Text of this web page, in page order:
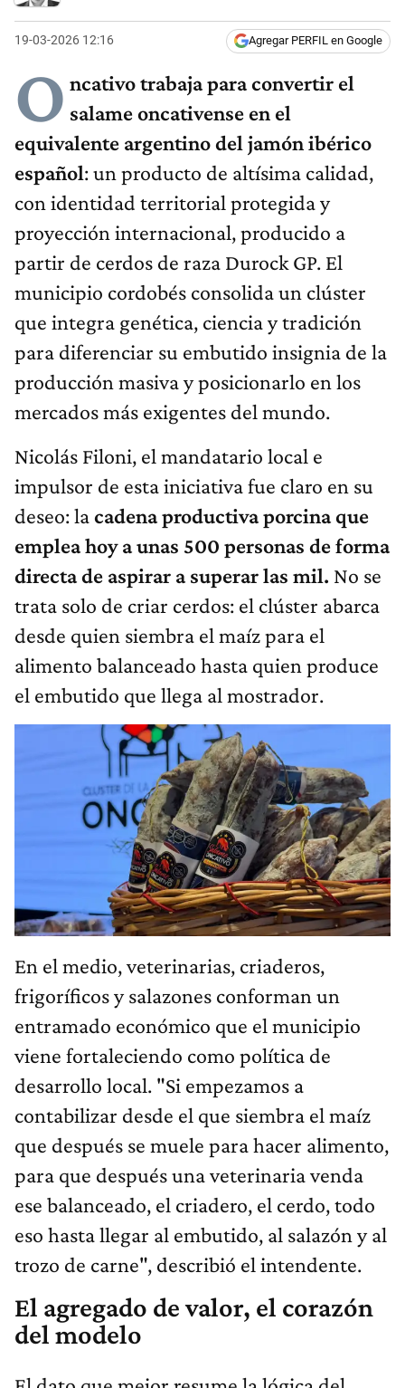
19-03-2026 12:16 Agregar PERFIL en Google
O ncativo trabaja para convertir el
salame oncativense en el
equivalente argentino del jamón ibérico
español: un producto de altísima calidad,
con identidad territorial protegida y
proyección internacional, producido a
partir de cerdos de raza Durock GP. El
municipio cordobés consolida un clúster
que integra genética, ciencia y tradición
para diferenciar su embutido insignia de la
producción masiva y posicionarlo en los
mercados más exigentes del mundo.
Nicolás Filoni, el mandatario local e
impulsor de esta iniciativa fue claro en su
deseo: lacadena productiva porcina que
emplea hoy a unas 500 personas de forma
directa de aspirar a superar las mil. No se
trata solo de criar cerdos: el clúster abarca
desde quien siembra el maíz para el
alimento balanceado hasta quien produce
el embutido que llega al mostrador.
En el medio, veterinarias, criaderos,
frigoríficos y salazones conforman un
entramado económico que el municipio
viene fortaleciendo como política de
desarrollo local. "Si empezamos a
contabilizar desde el que siembra el maíz
que después se muele para hacer alimento,
para que después una veterinaria venda
ese balanceado, el criadero, el cerdo, todo
eso hasta llegar al embutido, al salazón y al
trozo de carne", describió el intendente.
El agregado de valor, el corazón
del modelo